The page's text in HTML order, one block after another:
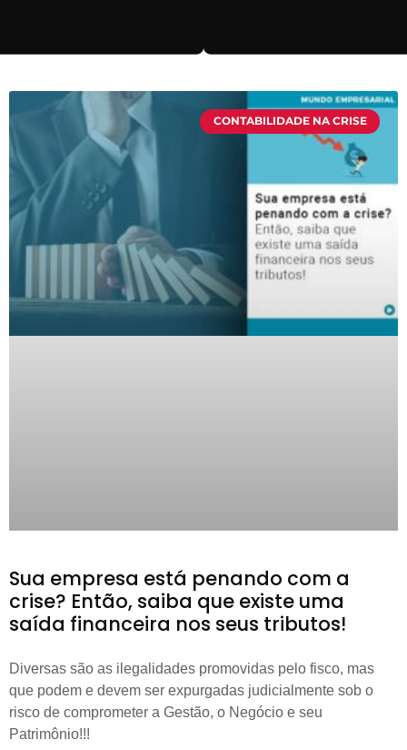
CONTABILIDADE NA CRISE
Sua empresa está penando com a
crise? Então, saiba que existe uma
saída financeira nos seus tributos!
Diversas são as ilegalidades promovidas pelo fisco, mas
que podem e devem ser expurgadas judicialmente sob o
risco de comprometer a Gestão, o Negócio e seu
Patrimônio!!!